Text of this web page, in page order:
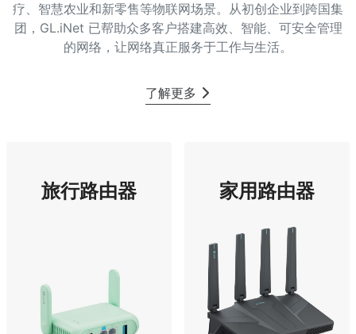
疗、智慧农业和新零售等物联网场景。从初创企业到跨国集
团，GL.iNet 已帮助众多客户搭建高效、智能、可安全管理
的网络，让网络真正服务于工作与生活。
了解更多
旅行路由器 家用路由器